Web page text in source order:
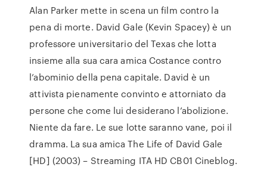
Alan Parker mette in scena un film contro la
pena di morte. David Gale (Kevin Spacey) è un
professore universitario del Texas che lotta
insieme alla sua cara amica Costance contro
l’abominio della pena capitale. David è un
attivista pienamente convinto e attorniato da
persone che come lui desiderano l’abolizione.
Niente da fare. Le sue lotte saranno vane, poi il
dramma. La sua amica The Life of David Gale
[HD] (2003) – Streaming ITA HD CB01 Cineblog.